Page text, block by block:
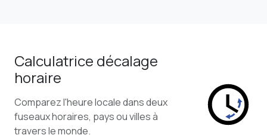
Calculatrice décalage
horaire
Comparez l'heure locale dans deux
fuseaux horaires, pays ou villes à
travers le monde.